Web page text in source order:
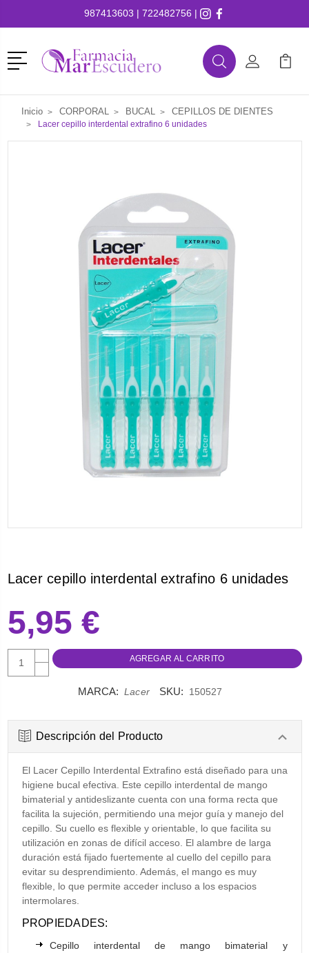
987413603 | 722482756 |
Menú
BuscarMi Cuenta
Mi
Inicio CORPORAL BUCAL CEPILLOS DE DIENTES
Lacer cepillo interdental extrafino 6 unidades
Lacer cepillo interdental extrafino 6 unidades
5,95 €
AUMENTAR
CANTIDAD:
DISMINUIR
MARCA: Lacer SKU: 150527
Descripción del Producto
El Lacer Cepillo Interdental Extrafino está diseñado para una
higiene bucal efectiva. Este cepillo interdental de mango
bimaterial y antideslizante cuenta con una forma recta que
facilita la sujeción, permitiendo una mejor guía y manejo del
cepillo. Su cuello es flexible y orientable, lo que facilita su
utilización en zonas de difícil acceso. El alambre de larga
duración está fijado fuertemente al cuello del cepillo para
evitar su desprendimiento. Además, el mango es muy
flexible, lo que permite acceder incluso a los espacios
intermolares.
PROPIEDADES:
Cepillo interdental de mango bimaterial y